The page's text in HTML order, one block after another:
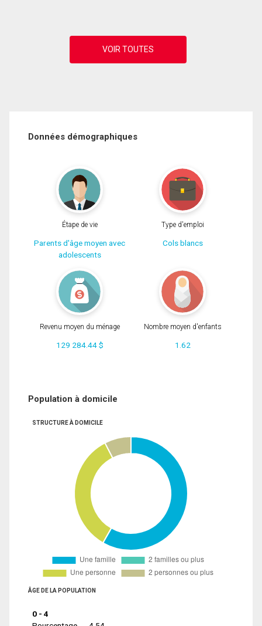
Données démographiques
Étape de vie
Parents d'âge moyen avec
adolescents
Type d'emploi
Cols blancs
Revenu moyen du ménage
129 284.44 $
Nombre moyen d'enfants
1.62
Population à domicile
STRUCTURE À DOMICILE
ÂGE DE LA POPULATION
0 - 4